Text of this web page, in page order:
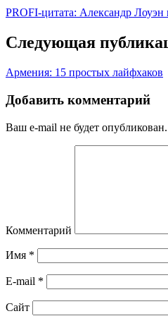
PROFI-цитата: Александр
Следующая
Армения: 15 простых лайфхаков
Добавить комментарий
Ваш e-mail не будет опубликован.
Комментарий
Имя *
E-mail *
Сайт